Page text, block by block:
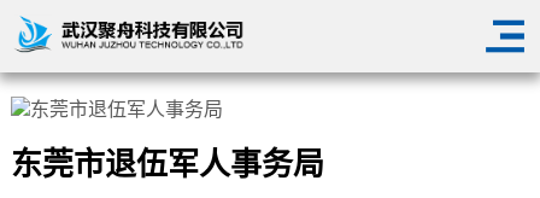
东莞市退伍军人事务局